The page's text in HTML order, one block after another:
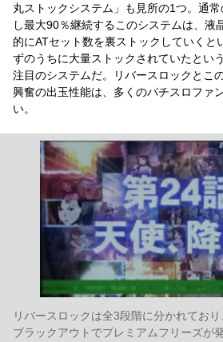
丸ストックシステム」も見所の1つ。通
し最大90％継続するこのシステムは、液
的にATセット数を裏ストックしていくと
ずのうちに大量ストックされていたとい
注目のシステムだ。リバースロックとこ
興奮の出玉性能は、多くのパチスロファ
い。
リバースロックは全3段階に分かれてお
ブラックアウトでプレミアムフリーズが